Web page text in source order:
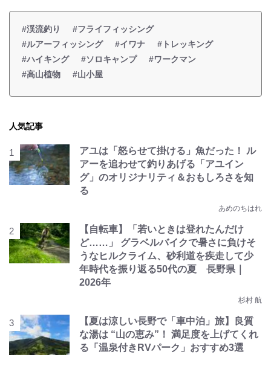
#渓流釣り
#フライフィッシング
#ルアーフィッシング
#イワナ
#トレッキング
#ハイキング
#ソロキャンプ
#ワークマン
#高山植物
#山小屋
人気記事
アユは「怒らせて掛ける」魚だった！ ル
アーを追わせて釣りあげる「アユイン
グ」のオリジナリティ＆おもしろさを知
る
あめのちはれ
【自転車】「若いときは登れたんだけ
ど……」 グラベルバイクで暑さに負けそ
うなヒルクライム、砂利道を疾走して少
年時代を振り返る50代の夏 長野県｜
2026年
杉村 航
【夏は涼しい長野で「車中泊」旅】良質
な湯は “山の恵み”！ 満足度を上げてくれ
る「温泉付きRVパーク」おすすめ3選